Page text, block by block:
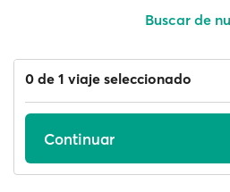
Buscar de
0 de 1 viaje seleccionado
Continuar